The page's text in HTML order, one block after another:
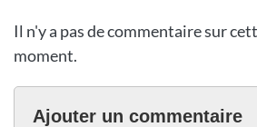
Il n'y a pas de commentaire sur
moment.
Ajouter un commentaire